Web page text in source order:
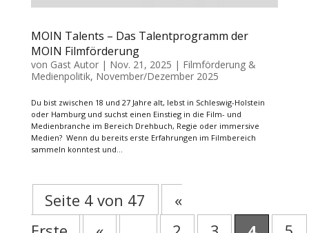
MOIN Talents – Das Talentprogramm der
MOIN Filmförderung
von Gast Autor| Nov. 21, 2025 | Filmförderung &
Medienpolitik, November/Dezember 2025
Du bist zwischen 18 und 27 Jahre alt, lebst in Schleswig-Holstein
oder Hamburg und suchst einen Einstieg in die Film- und
Medienbranche im Bereich Drehbuch, Regie oder immersive
Medien? Wenn du bereits erste Erfahrungen im Filmbereich
sammeln konntest und...
Seite 4 von 47
«